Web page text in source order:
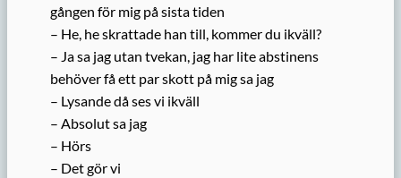
gången för mig på sista tiden
– He, he skrattade han till, kommer du ikväll?
– Ja sa jag utan tvekan, jag har lite abstinens
behöver få ett par skott på mig sa jag
– Lysande då ses vi ikväll
– Absolut sa jag
– Hörs
– Det gör vi